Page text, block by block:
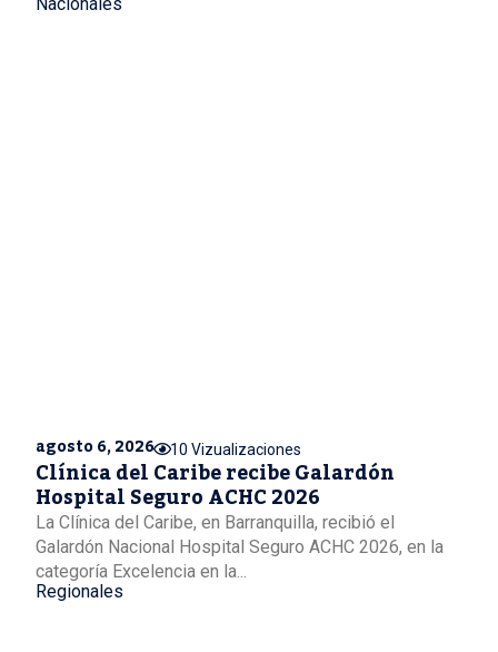
agosto 6, 2026 10 Vizualizaciones
Clínica del Caribe recibe Galardón
Hospital Seguro ACHC 2026
La Clínica del Caribe, en Barranquilla, recibió el
Galardón Nacional Hospital Seguro ACHC 2026, en la
categoría Excelencia en la...
Regionales